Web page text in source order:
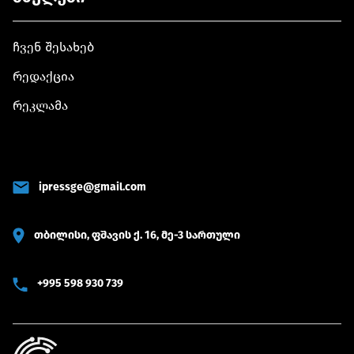
ჩვენ შესახებ
რედაქცია
რეკლამა
ipressge@gmail.com
თბილისი, ფშავის ქ. 16, მე-3 სართული
+995 598 930 739